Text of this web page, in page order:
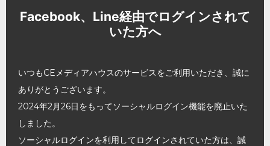
Facebook、Line経由でログインされて
いた方へ
いつもCEメディアハウスのサービスをご利用いただき、誠に
ありがとうございます。
2024年2月26日をもってソーシャルログイン機能を廃止いた
しました。
ソーシャルログインを利用してログインされていた方は、誠